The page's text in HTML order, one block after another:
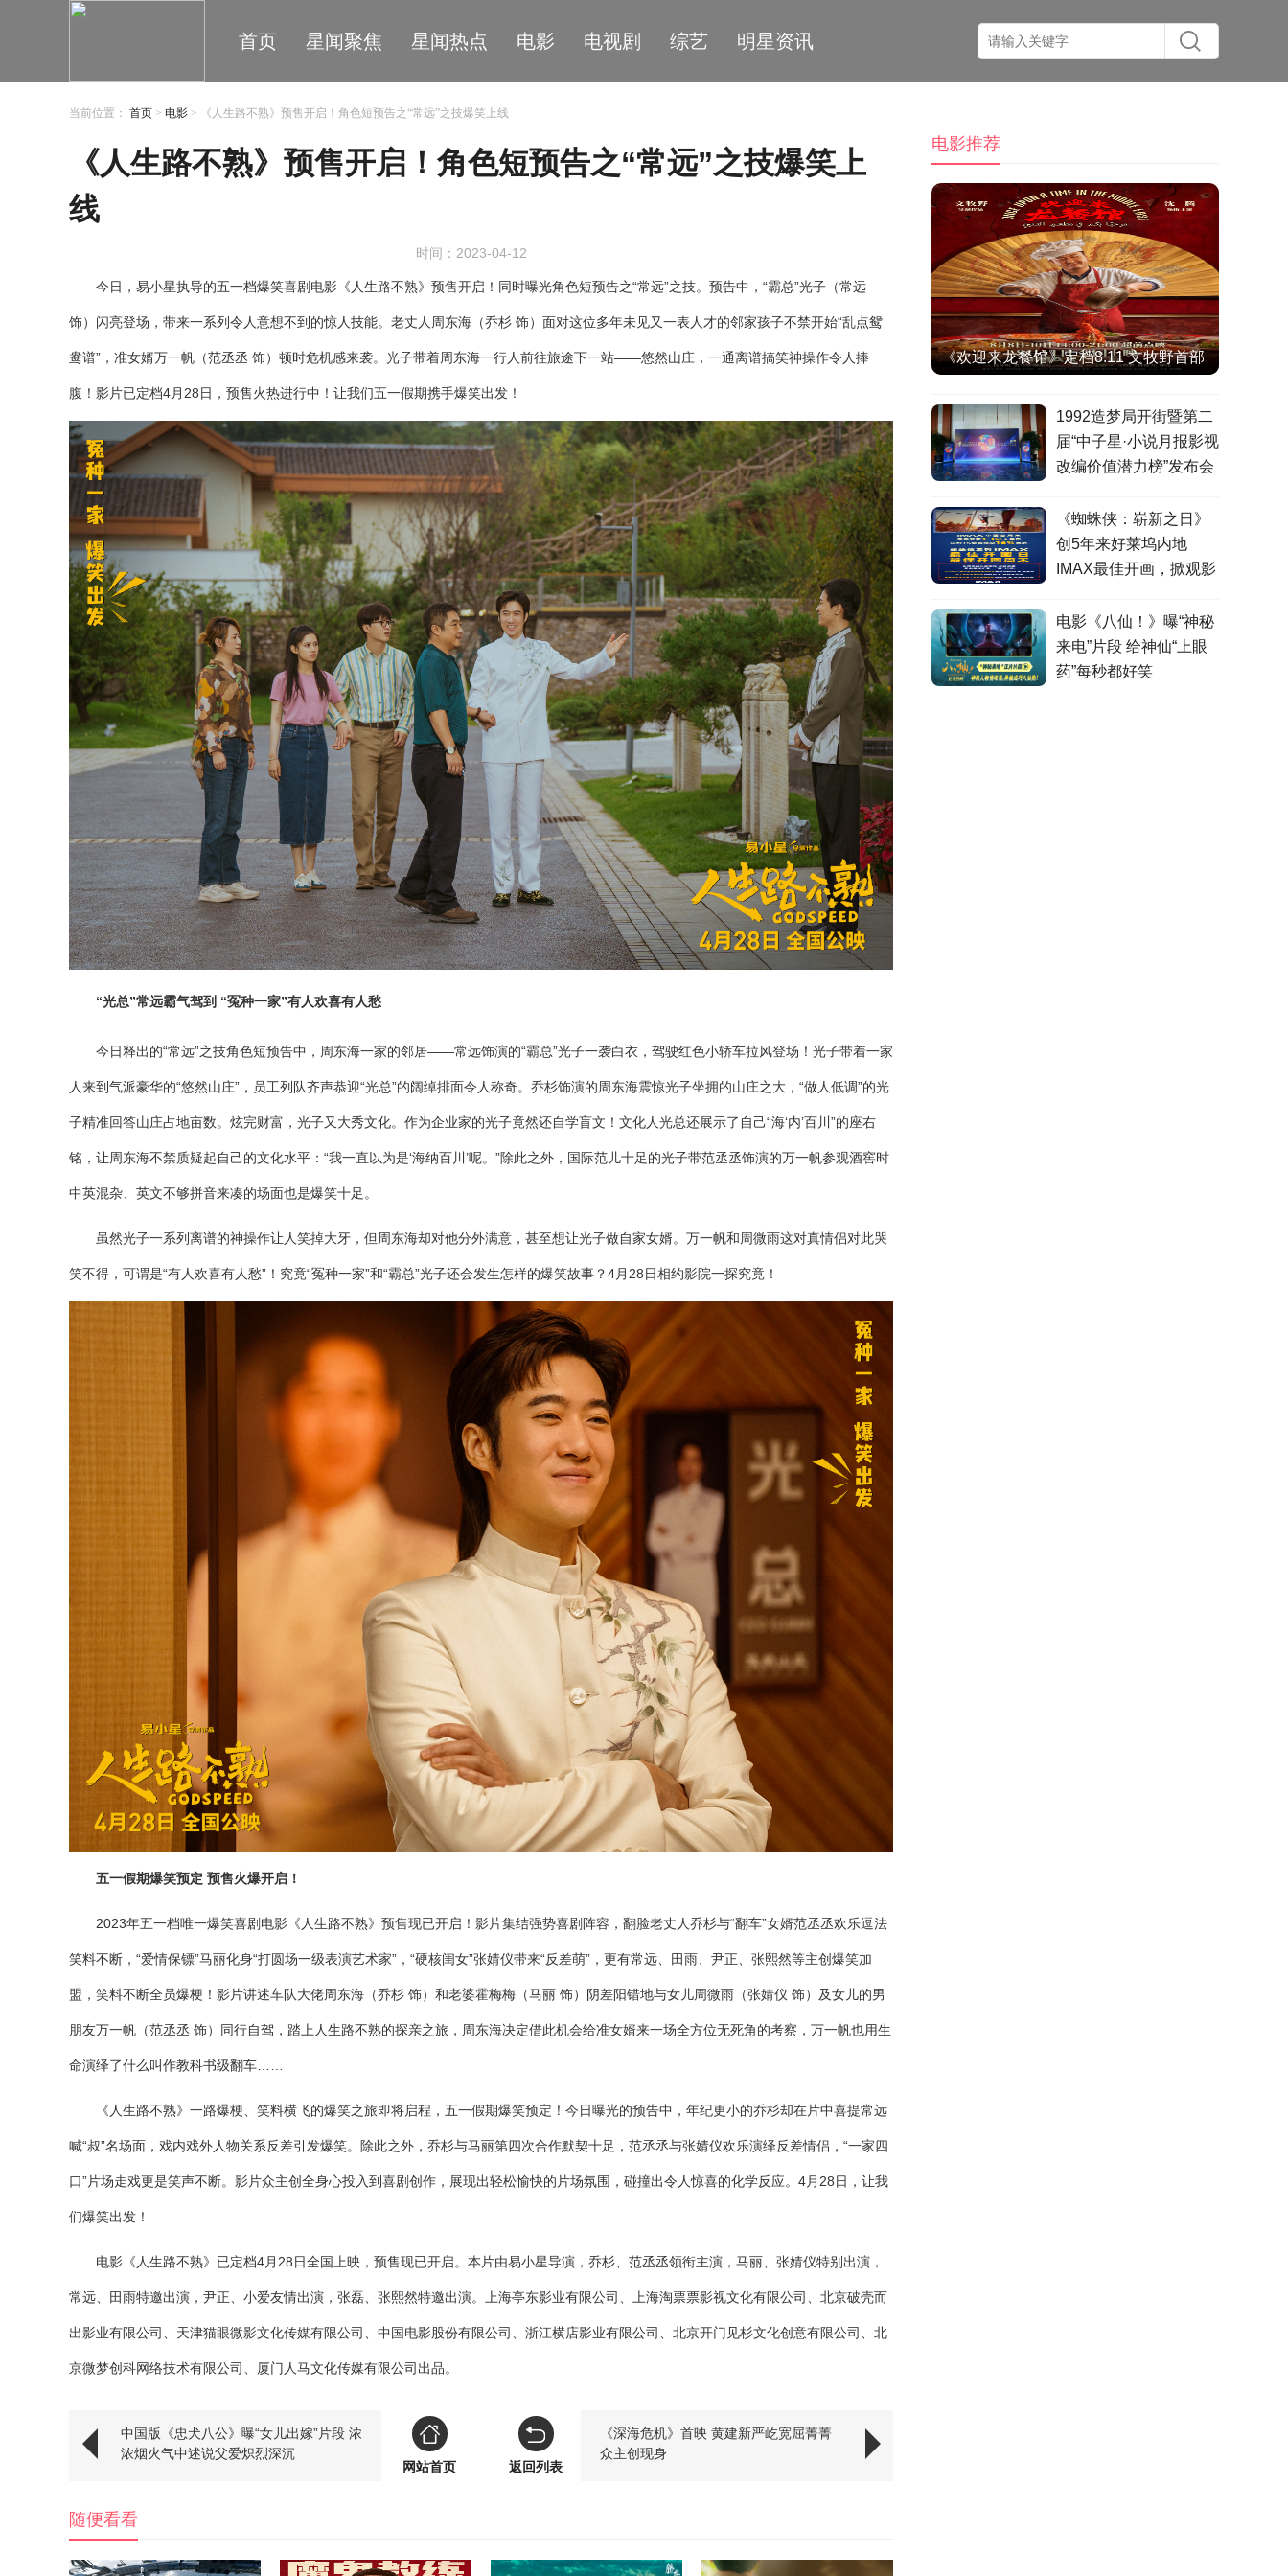
首页 星闻聚焦 星闻热点 电影 电视剧 综艺 明星资讯
当前位置： 首页 > 电影 > 《人生路不熟》预售开启！角色短预告之“常远”之技爆笑上线
《人生路不熟》预售开启！角色短预告之“常远”之技爆笑上
线
时间：2023-04-12
今日，易小星执导的五一档爆笑喜剧电影《人生路不熟》预售开启！同时曝光角色短预告之“常远”之技。预告中，“霸总”光子（常远
饰）闪亮登场，带来一系列令人意想不到的惊人技能。老丈人周东海（乔杉 饰）面对这位多年未见又一表人才的邻家孩子不禁开始“乱点鸳
鸯谱”，准女婿万一帆（范丞丞 饰）顿时危机感来袭。光子带着周东海一行人前往旅途下一站——悠然山庄，一通离谱搞笑神操作令人捧
腹！影片已定档4月28日，预售火热进行中！让我们五一假期携手爆笑出发！
“光总”常远霸气驾到 “冤种一家”有人欢喜有人愁
今日释出的“常远”之技角色短预告中，周东海一家的邻居——常远饰演的“霸总”光子一袭白衣，驾驶红色小轿车拉风登场！光子带着一家
人来到气派豪华的“悠然山庄”，员工列队齐声恭迎“光总”的阔绰排面令人称奇。乔杉饰演的周东海震惊光子坐拥的山庄之大，“做人低调”的光
子精准回答山庄占地亩数。炫完财富，光子又大秀文化。作为企业家的光子竟然还自学盲文！文化人光总还展示了自己“海‘内’百川”的座右
铭，让周东海不禁质疑起自己的文化水平：“我一直以为是‘海纳百川’呢。”除此之外，国际范儿十足的光子带范丞丞饰演的万一帆参观酒窖时
中英混杂、英文不够拼音来凑的场面也是爆笑十足。
虽然光子一系列离谱的神操作让人笑掉大牙，但周东海却对他分外满意，甚至想让光子做自家女婿。万一帆和周微雨这对真情侣对此哭
笑不得，可谓是“有人欢喜有人愁”！究竟“冤种一家”和“霸总”光子还会发生怎样的爆笑故事？4月28日相约影院一探究竟！
五一假期爆笑预定 预售火爆开启！
2023年五一档唯一爆笑喜剧电影《人生路不熟》预售现已开启！影片集结强势喜剧阵容，翻脸老丈人乔杉与“翻车”女婿范丞丞欢乐逗法
笑料不断，“爱情保镖”马丽化身“打圆场一级表演艺术家”，“硬核闺女”张婧仪带来“反差萌”，更有常远、田雨、尹正、张熙然等主创爆笑加
盟，笑料不断全员爆梗！影片讲述车队大佬周东海（乔杉 饰）和老婆霍梅梅（马丽 饰）阴差阳错地与女儿周微雨（张婧仪 饰）及女儿的男
朋友万一帆（范丞丞 饰）同行自驾，踏上人生路不熟的探亲之旅，周东海决定借此机会给准女婿来一场全方位无死角的考察，万一帆也用生
命演绎了什么叫作教科书级翻车……
《人生路不熟》一路爆梗、笑料横飞的爆笑之旅即将启程，五一假期爆笑预定！今日曝光的预告中，年纪更小的乔杉却在片中喜提常远
喊“叔”名场面，戏内戏外人物关系反差引发爆笑。除此之外，乔杉与马丽第四次合作默契十足，范丞丞与张婧仪欢乐演绎反差情侣，“一家四
口”片场走戏更是笑声不断。影片众主创全身心投入到喜剧创作，展现出轻松愉快的片场氛围，碰撞出令人惊喜的化学反应。4月28日，让我
们爆笑出发！
电影《人生路不熟》已定档4月28日全国上映，预售现已开启。本片由易小星导演，乔杉、范丞丞领衔主演，马丽、张婧仪特别出演，
常远、田雨特邀出演，尹正、小爱友情出演，张磊、张熙然特邀出演。上海亭东影业有限公司、上海淘票票影视文化有限公司、北京破壳而
出影业有限公司、天津猫眼微影文化传媒有限公司、中国电影股份有限公司、浙江横店影业有限公司、北京开门见杉文化创意有限公司、北
京微梦创科网络技术有限公司、厦门人马文化传媒有限公司出品。
中国版《忠犬八公》曝“女儿出嫁”片段 浓
浓烟火气中述说父爱炽烈深沉
《深海危机》首映 黄建新严屹宽屈菁菁
众主创现身
网站首页
返回列表
随便看看
电影推荐
《欢迎来龙餐馆》定档8.11 文牧野首部
1992造梦局开街暨第二
届“中子星·小说月报影视
改编价值潜力榜”发布会
《蜘蛛侠：崭新之日》
创5年来好莱坞内地
IMAX最佳开画，掀观影
电影《八仙！》曝“神秘
来电”片段 给神仙“上眼
药”每秒都好笑